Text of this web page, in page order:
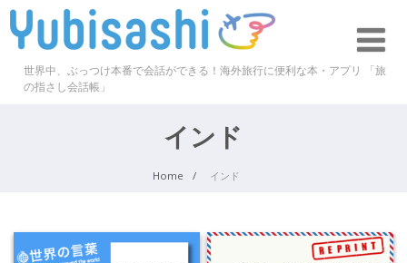
世界中、ぶっつけ本番で会話ができる！海外旅行に便利な本・アプリ 「旅
の指さし会話帳」
インド
Home インド